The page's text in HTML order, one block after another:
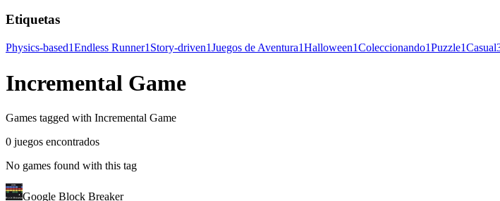
Etiquetas
Physics-based1Endless Runner1 Story-driven1Juegos de Aventura1Halloween1Coleccionando1Puzzle1Casual
Incremental Game
Games tagged with Incremental Game
0 juegos encontrados
No games found with this tag
Google Block Breaker